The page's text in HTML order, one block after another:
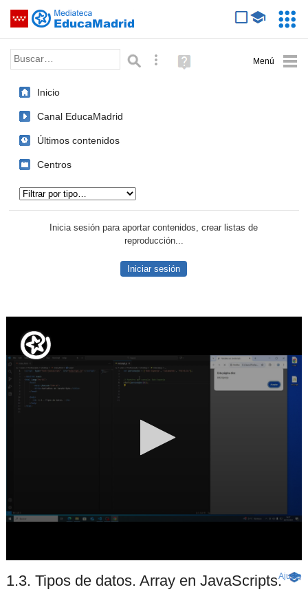
Saltar navegación
Palabra o frase: Búsqueda avanzada
Ayuda
(en
Inicio
Canal EducaMadrid
Últimos contenidos
Centros
Inicia sesión para aportar contenidos, crear listas de
reproducción...
Iniciar sesión
1.3. Tipos de datos. Array en JavaScripts. -
Ajuste